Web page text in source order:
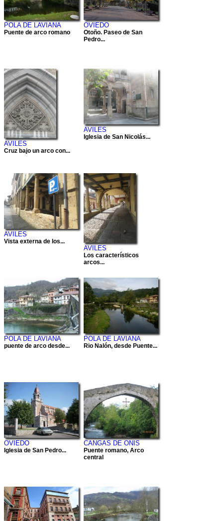
POLA DE LAVIANA
Puente de arco romano
OVIEDO
Otoño. Paseo de San
Pedro...
AVILES
Cruz bajo un arco con...
AVILES
Iglesia de San Nicolás...
AVILES
Vista externa de los...
AVILES
Los característicos
arcos...
POLA DE LAVIANA
puente de arco desde...
POLA DE LAVIANA
Rio Nalón, desde Puente...
OVIEDO
Iglesia de San Pedro...
CANGAS DE ONIS
Puente romano, Arco
central